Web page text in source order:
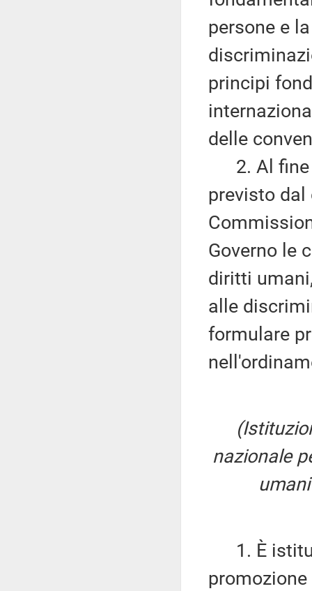
persone e
principi
delle
2. Al fine
previsto dal
Governo le
diritti
alle
formulare
nazionale
1. È